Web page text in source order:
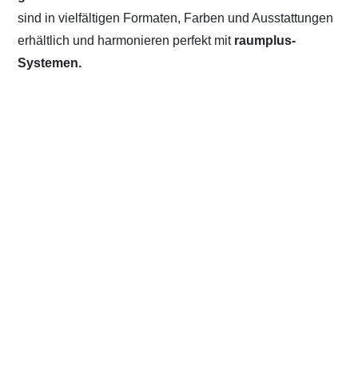
sind in vielfältigen Formaten, Farben und Ausstattungen
erhältlich und harmonieren perfekt mit raumplus-
Systemen.